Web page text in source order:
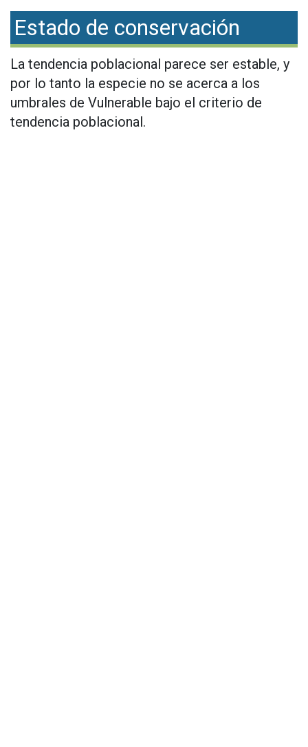
Estado de conservación
La tendencia poblacional parece ser estable, y
por lo tanto la especie no se acerca a los
umbrales de Vulnerable bajo el criterio de
tendencia poblacional.